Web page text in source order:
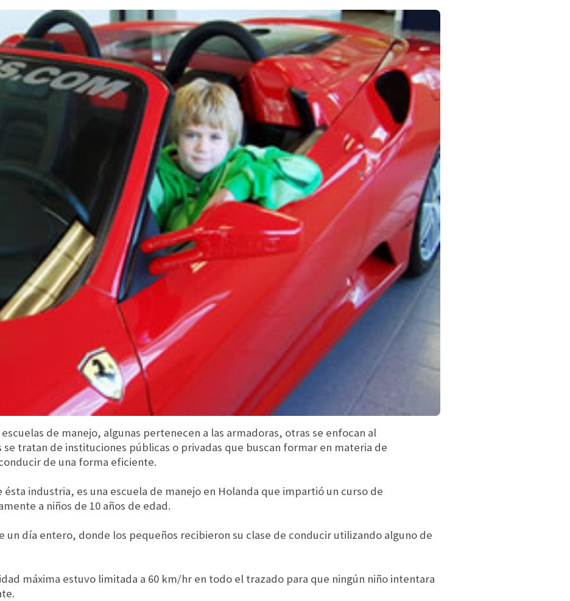
de manejo, algunas pertenecen a las armadoras, otras se enfocan al
tratan de instituciones públicas o privadas que buscan formar en materia de
de una forma eficiente.
industria, es una escuela de manejo en Holanda que impartió un curso de
a niños de 10 años de edad.
un día entero, donde los pequeños recibieron su clase de conducir utilizando alguno de
máxima estuvo limitada a 60 km/hr en todo el trazado para que ningún niño intentara